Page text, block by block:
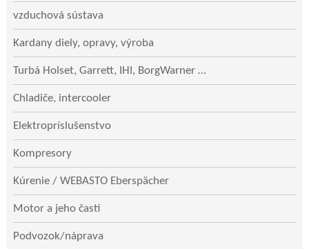
vzduchová sústava
Kardany diely, opravy, výroba
Turbá Holset, Garrett, IHI, BorgWarner …
Chladiče, intercooler
Elektropríslušenstvo
Kompresory
Kúrenie / WEBASTO Eberspächer
Motor a jeho časti
Podvozok/náprava